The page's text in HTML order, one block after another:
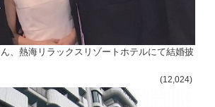
、熱海リラックスリゾートホテルにて結婚披
(12,024)